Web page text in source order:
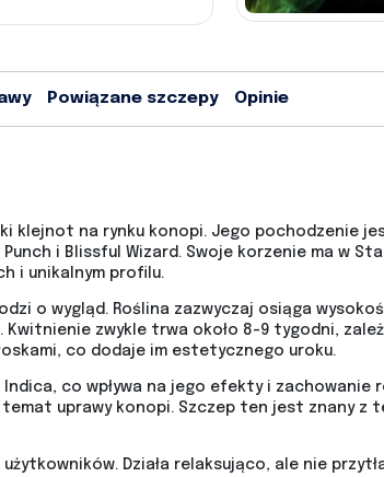
Powiązane szczepy Opinie
klejnot na rynku konopi. Jego pochodzenie
i Blissful Wizard. Swoje korzenie ma w
i unikalnym profilu.
o wygląd. Roślina zazwyczaj osiąga
zwykle trwa około 8-9 tygodni,
co dodaje im estetycznego uroku.
co wpływa na jego efekty i
uprawy konopi. Szczep ten jest znany z
Działa relaksująco, ale nie